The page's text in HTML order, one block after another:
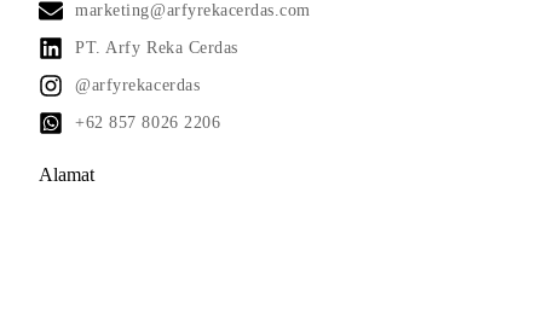
marketing@arfyrekacerdas.com
PT. Arfy Reka Cerdas
@arfyrekacerdas
+62 857 8026 2206
Alamat